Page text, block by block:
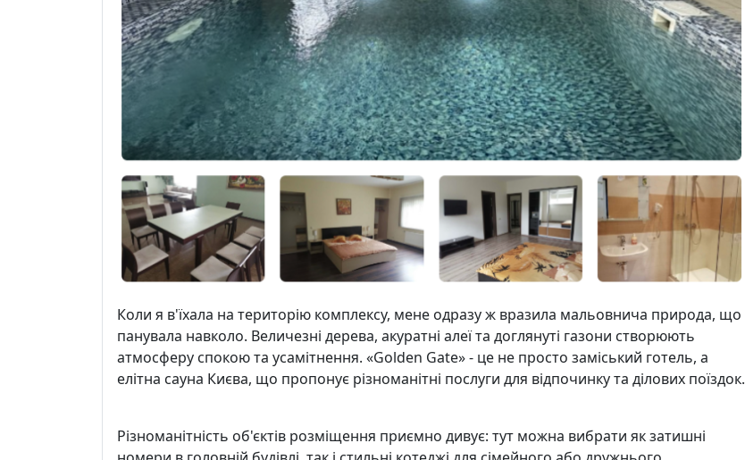
Коли я в'їхала на територію комплексу, мене одразу ж вразила мальовнича природа, що
панувала навколо. Величезні дерева, акуратні алеї та доглянуті газони створюють
атмосферу спокою та усамітнення. «Golden Gate» - це не просто заміський готель, а
елітна сауна Києва, що пропонує різноманітні послуги для відпочинку та ділових поїздок.
Різноманітність об'єктів розміщення приємно дивує: тут можна вибрати як затишні